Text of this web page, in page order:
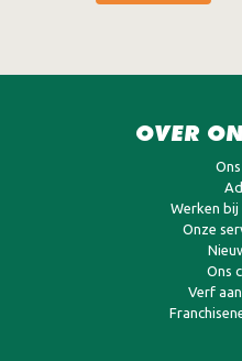
OVER
Werken bij
Onze
Ons
Verf